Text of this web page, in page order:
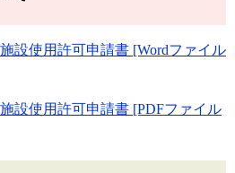
設使用許可申請書 [Wordファイル
設使用許可申請書 [PDFファイル